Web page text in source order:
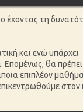
έχοντας τη
και ενώ υπάρχει
Επομένως, θα
επιπλέον
στον